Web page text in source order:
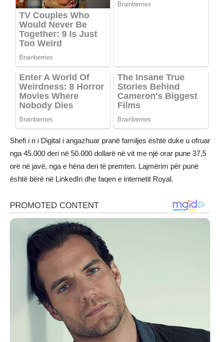
Shefi i ri i Digital i angazhuar pranë familjes është duke u ofruar
nga 45.000 deri në 50.000 dollarë në vit me një orar pune 37,5
orë në javë, nga e hëna deri të premten. Lajmërim për punë
është bërë në LinkedIn dhe faqen e internetit Royal.